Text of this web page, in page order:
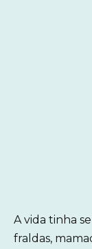
A vida tinha
fraldas,